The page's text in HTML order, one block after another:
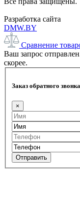
Разработка сайта
DMW.BY
Сравнение
Ваш запрос
скорее.
Заказ обратного звонка
×
Отправить